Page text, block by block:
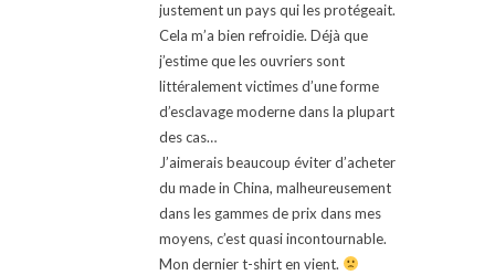
justement un pays qui les protégeait.
Cela m’a bien refroidie. Déjà que
j’estime que les ouvriers sont
littéralement victimes d’une forme
d’esclavage moderne dans la plupart
des cas…
J’aimerais beaucoup éviter d’acheter
du made in China, malheureusement
dans les gammes de prix dans mes
moyens, c’est quasi incontournable.
Mon dernier t-shirt en vient.